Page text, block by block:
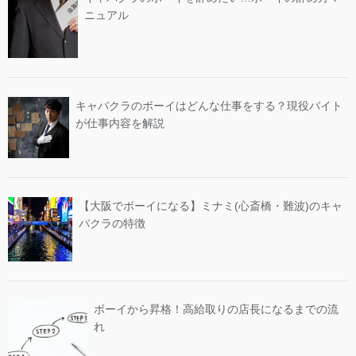
ニュアル
キャバクラのボーイはどんな仕事をする？現役バイト
が仕事内容を解説
【大阪でボーイになる】ミナミ(心斎橋・難波)のキャ
バクラの特徴
ボーイから昇格！高給取りの店長になるまでの流
れ